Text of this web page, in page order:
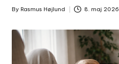
Posted
By Rasmus Højlund 8. maj 2026